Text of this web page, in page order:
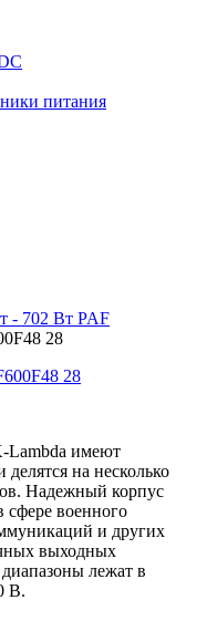
питания
- 702 Вт PAF
28
Lambda имеют
на несколько
Надежный корпус
сфере военного
и других
выходных
лежат в
В.